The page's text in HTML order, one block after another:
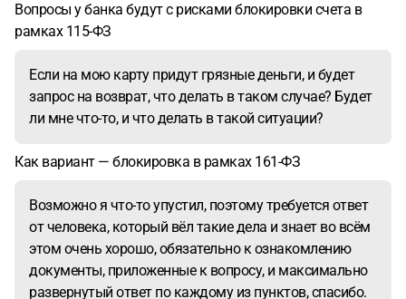
Вопросы у банка будут с рисками блокировки счета в
рамках 115-ФЗ
Если на мою карту придут грязные деньги, и будет
запрос на возврат, что делать в таком случае? Будет
ли мне что-то, и что делать в такой ситуации?
Как вариант — блокировка в рамках 161-ФЗ
Возможно я что-то упустил, поэтому требуется ответ
от человека, который вёл такие дела и знает во всём
этом очень хорошо, обязательно к ознакомлению
документы, приложенные к вопросу, и максимально
развернутый ответ по каждому из пунктов, спасибо.